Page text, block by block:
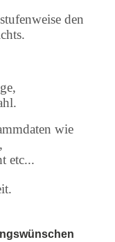
den
wie
etc...